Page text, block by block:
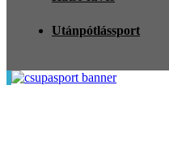
Utánpótlássport